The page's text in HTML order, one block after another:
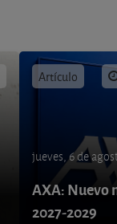
Artículo
jueves, 6 de
AXA: Nuevo
2027-2029